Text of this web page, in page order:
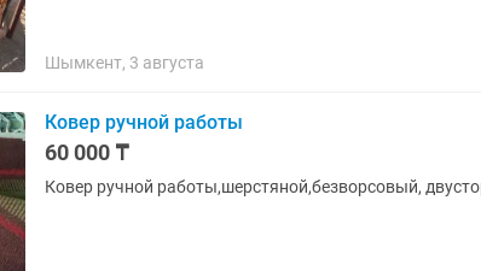
Шымкент, 3 августа
Ковер ручной работы
60 000 ₸
Ковер ручной работы,шерстяной,безворсовый,